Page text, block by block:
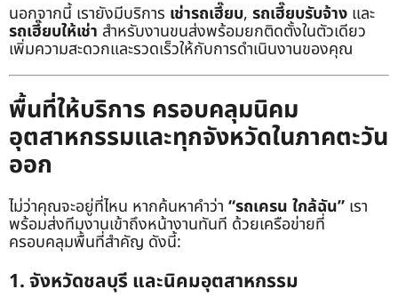
นอกจากนี้ เรายังมีบริการ เช่ารถเฮี๊ยบ, รถเฮี๊ยบรับจ้าง และ
รถเฮี๊ยบให้เช่า สำหรับงานขนส่งพร้อมยกติดตั้งในตัวเดียว
เพิ่มความสะดวกและรวดเร็วให้กับการดำเนินงานของคุณ
พื้นที่ให้บริการ ครอบคลุมนิคม
อุตสาหกรรมและทุกจังหวัดในภาคตะวัน
ออก
ไม่ว่าคุณจะอยู่ที่ไหน หากค้นหาคำว่า “รถเครน ใกล้ฉัน” เรา
พร้อมส่งทีมงานเข้าถึงหน้างานทันที ด้วยเครือข่ายที่
ครอบคลุมพื้นที่สำคัญ ดังนี้:
1. จังหวัดชลบุรี และนิคมอุตสาหกรรม